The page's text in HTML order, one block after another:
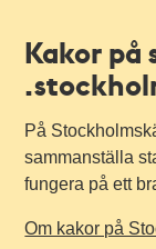
Kakor på
På
sammanställa
fungera på ett
Om kakor på